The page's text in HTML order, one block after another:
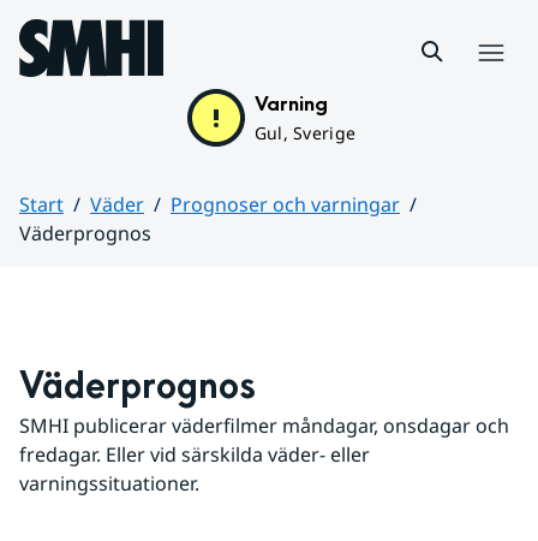
Hoppa till sidans innehåll
Varning
Gul, Sverige
Start Väder
Prognoser och varningar
Väderprognos
Väderprognos
SMHI publicerar väderfilmer måndagar, onsdagar och
fredagar. Eller vid särskilda väder- eller
varningssituationer.